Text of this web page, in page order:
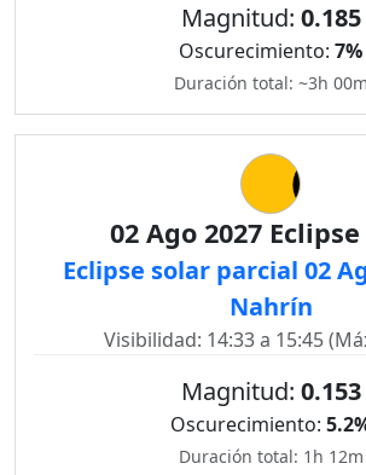
Magnitud: 0.185
Oscurecimiento: 7%
Duración total: ~3h 00m
02 Ago 2027
Eclipse solar parcial 02
Nahrín
Visibilidad: 14:33 a 15:45
Magnitud: 0.153
Oscurecimiento:
Duración total: 1h 12m